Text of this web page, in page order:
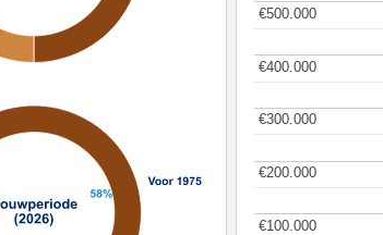
€100.000
€100.000
€200.000
€200.000
€300.000
€300.000
€400.000
€400.000
€500.000
€500.000